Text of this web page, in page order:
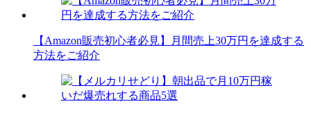
【Amazon販売初心者必見】月間売上30万円を達成する
方法をご紹介